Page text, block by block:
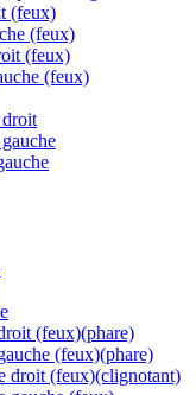
(feux)
(feux)
(feux)
(feux)
droit
(feux)(phare)
(feux)(phare)
droit (feux)(clignotant)